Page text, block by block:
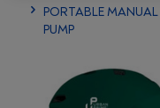
PORTABLE MANUAL
PUMP